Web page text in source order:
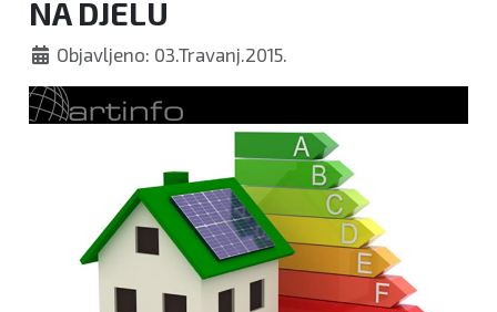
NA DJELU
Objavljeno: 03.Travanj.2015.